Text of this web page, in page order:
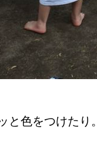
と色をつけたり。